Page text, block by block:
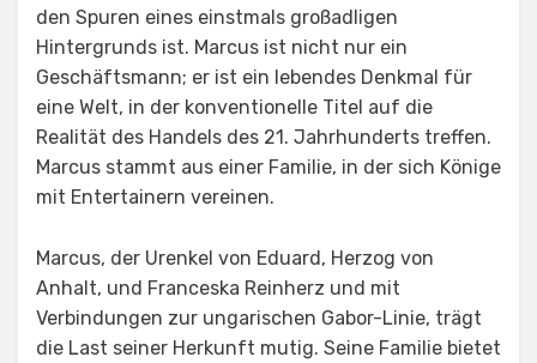
den Spuren eines einstmals großadligen
Hintergrunds ist. Marcus ist nicht nur ein
Geschäftsmann; er ist ein lebendes Denkmal für
eine Welt, in der konventionelle Titel auf die
Realität des Handels des 21. Jahrhunderts treffen.
Marcus stammt aus einer Familie, in der sich Könige
mit Entertainern vereinen.
Marcus, der Urenkel von Eduard, Herzog von
Anhalt, und Franceska Reinherz und mit
Verbindungen zur ungarischen Gabor-Linie, trägt
die Last seiner Herkunft mutig. Seine Familie bietet